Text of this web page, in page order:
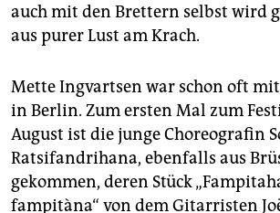
auch mit den Brettern selbst wird
aus purer Lust am Krach.
Mette Ingvartsen war schon oft
in Berlin. Zum ersten Mal zum
August ist die junge Choreografin
Ratsifandrihana, ebenfalls aus
gekommen, deren Stück
fampitàna“ von dem Gitarristen